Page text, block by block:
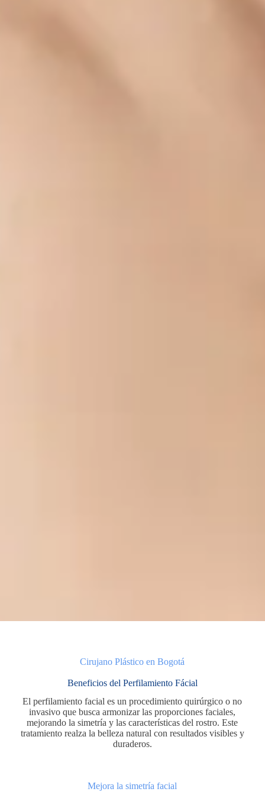
Cirujano Plástico en Bogotá
Beneficios del Perfilamiento Fácial
El perfilamiento facial es un procedimiento quirúrgico o no
invasivo que busca armonizar las proporciones faciales,
mejorando la simetría y las características del rostro. Este
tratamiento realza la belleza natural con resultados visibles y
duraderos.
Mejora la simetría facial